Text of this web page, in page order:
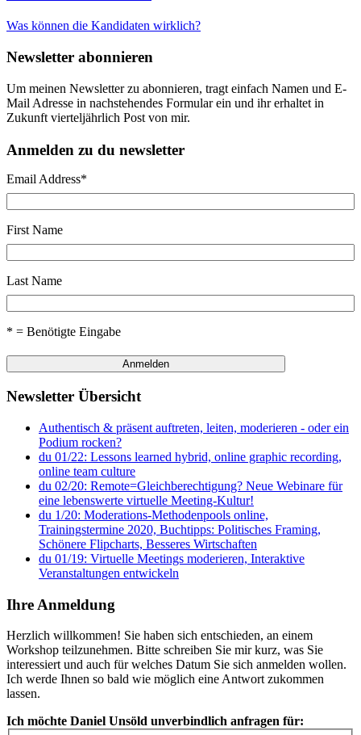
Was können die Kandidaten wirklich?
Newsletter abonnieren
Um meinen Newsletter zu abonnieren, tragt einfach Namen und E-
Mail Adresse in nachstehendes Formular ein und ihr erhaltet in
Zukunft vierteljährlich Post von mir.
Anmelden zu du newsletter
Email Address*
First Name
Last Name
* = Benötigte Eingabe
Newsletter Übersicht
Authentisch & präsent auftreten, leiten, moderieren - oder ein
Podium rocken?
du 01/22: Lessons learned hybrid, online graphic recording,
online team culture
du 02/20: Remote=Gleichberechtigung? Neue Webinare für
eine lebenswerte virtuelle Meeting-Kultur!
du 1/20: Moderations-Methodenpools online,
Trainingstermine 2020, Buchtipps: Politisches Framing,
Schönere Flipcharts, Besseres Wirtschaften
du 01/19: Virtuelle Meetings moderieren, Interaktive
Veranstaltungen entwickeln
Ihre Anmeldung
Herzlich willkommen! Sie haben sich entschieden, an einem
Workshop teilzunehmen. Bitte schreiben Sie mir kurz, was Sie
interessiert und auch für welches Datum Sie sich anmelden wollen.
Ich werde Ihnen so bald wie möglich eine Antwort zukommen
lassen.
Ich möchte Daniel Unsöld unverbindlich anfragen für: